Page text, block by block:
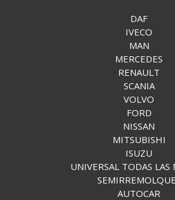
DAF
IVECO
MAN
MERCEDES
RENAULT
SCANIA
VOLVO
FORD
NISSAN
MITSUBISHI
ISUZU
UNIVERSAL TODAS LAS
AUTOCAR